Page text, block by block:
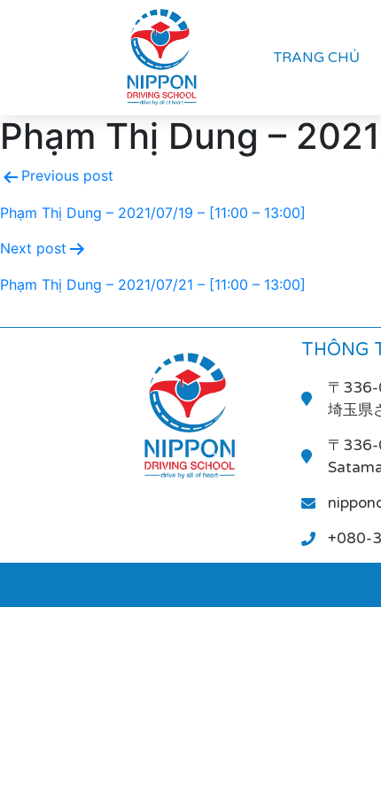
TRANG CHỦ
Phạm Thị Dung –
Previous post
Phạm Thị Dung – 2021/07/19 – [11:00 – 13:00]
Next post
Phạm Thị Dung – 2021/07/21 – [11:00 – 13:00]
THÔNG
〒
埼玉県
〒
+080-